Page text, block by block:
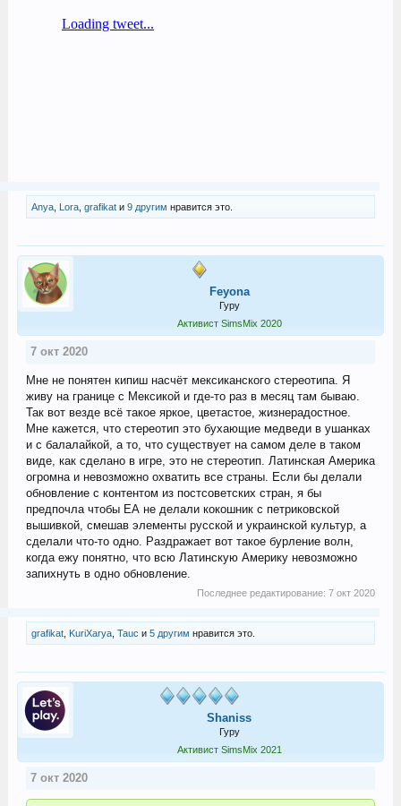
Anya, Lora, grafikatи 9 другим нравится это.
Feyona
Гуру
Активист SimsMix 2020
7 окт 2020
Мне не понятен кипиш насчёт мексиканского стереотипа. Я
живу на границе с Мексикой и где-то раз в месяц там бываю.
Так вот везде всё такое яркое, цветастое, жизнерадостное.
Мне кажется, что стереотип это бухающие медведи в ушанках
и с балалайкой, а то, что существует на самом деле в таком
виде, как сделано в игре, это не стереотип. Латинская Америка
огромна и невозможно охватить все страны. Если бы делали
обновление с контентом из постсоветских стран, я бы
предпочла чтобы ЕА не делали кокошник с петриковской
вышивкой, смешав элементы русской и украинской культур, а
сделали что-то одно. Раздражает вот такое бурление волн,
когда ежу понятно, что всю Латинскую Америку невозможно
запихнуть в одно обновление.
Последнее редактирование:7 окт 2020
grafikat, KuriXarya, Tauc и 5 другим нравится это.
Shaniss
Гуру
Активист SimsMix 2021
7 окт 2020